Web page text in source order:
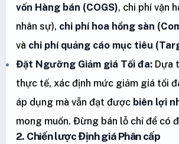
vốn Hàng bán (COGS), chi phí vận
nhân sự), chi phí hoa hồng sàn
và chi phí quảng cáo mục tiêu
Đặt Ngưỡng Giảm giá Tối đa: Dựa
thực tế, xác định mức giảm giá tối
áp dụng mà vẫn đạt được biên lợi
mong muốn. Đừng bán lỗ chỉ để có
2. Chiến lược Định giá Phân cấp